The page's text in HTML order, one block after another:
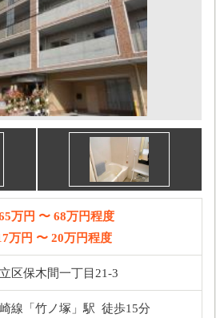
万円 〜 68万円程度
万円 〜 20万円程度
区保木間一丁目21-3
線「竹ノ塚」駅 徒歩15分